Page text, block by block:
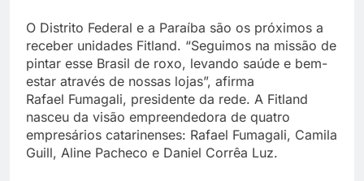
O Distrito Federal e a Paraíba são os próximos a
receber unidades Fitland. “Seguimos na missão de
pintar esse Brasil de roxo, levando saúde e bem-
estar através de nossas lojas”, afirma
Rafael Fumagali, presidente da rede. A Fitland
nasceu da visão empreendedora de quatro
empresários catarinenses: Rafael Fumagali, Camila
Guill, Aline Pacheco e Daniel Corrêa Luz.